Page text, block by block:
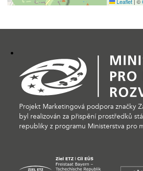
Projekt Marketingová podpora značky
byl realizován za přispění prostředků
republiky z programu Ministerstva pro